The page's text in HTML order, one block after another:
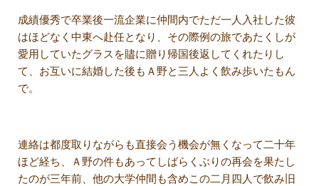
成績優秀で卒業後一流企業に仲間内でただ一人入社した彼
はほどなく中東へ赴任となり、その際例の旅であたくしが
愛用していたグラスを贐に贈り帰国後返してくれたりし
て、お互いに結婚した後もＡ野と三人よく飲み歩いたもん
で。
連絡は都度取りながらも直接会う機会が無くなって二十年
ほど経ち、Ａ野の件もあってしばらくぶりの再会を果たし
たのが三年前、他の大学仲間も含めこの二月四人で飲み旧